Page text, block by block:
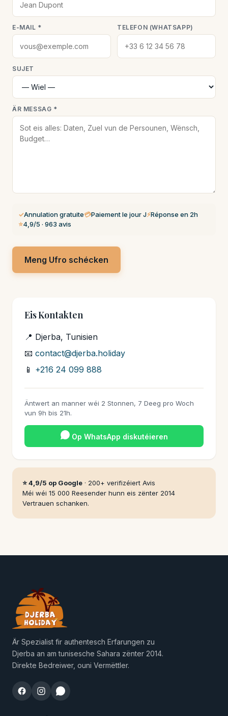
E-MAIL * TELEFON (WHATSAPP)
SUJET
ÄR MESSAG *
✓Annulation gratuite💳Paiement le jour J⚡Réponse en 2h
⭐4,9/5 · 963 avis
Meng Ufro schécken
Eis Kontakten
📍 Djerba, Tunisien
📧 contact@djerba.holiday
📱 +216 24 099 888
Äntwert an manner wéi 2 Stonnen, 7 Deeg pro Woch
vun 9h bis 21h.
Op WhatsApp diskutéieren
⭐ 4,9/5 op Google · 200+ verifizéiert Avis
Méi wéi 15 000 Reesender hunn eis zënter 2014
Vertrauen schanken.
Är Spezialist fir authentesch Erfarungen zu
Djerba an am tunisesche Sahara zënter 2014.
Direkte Bedreiwer, ouni Vermëttler.